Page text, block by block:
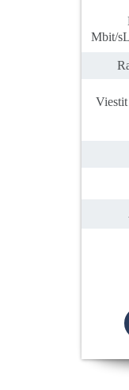
Mbit/